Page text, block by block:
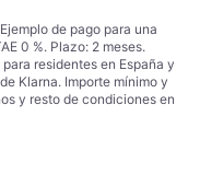
de pago para una
0 %. Plazo: 2 meses.
residentes en España y
Klarna. Importe mínimo y
y resto de condiciones en